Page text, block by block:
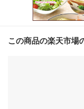
この商品の楽天市場